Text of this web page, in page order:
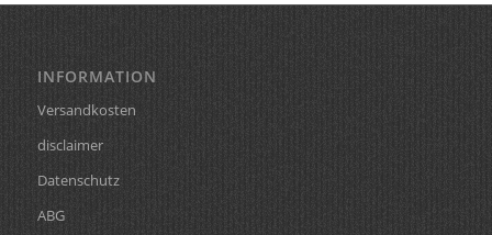
INFORMATION
Versandkosten
disclaimer
Datenschutz
ABG